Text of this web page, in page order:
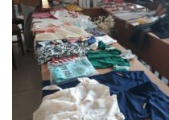
şi
Etnografie
„Dumitru
Scvorțov-